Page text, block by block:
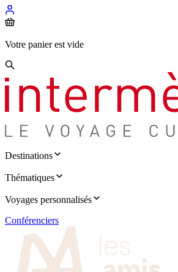
Votre panier est vide
Destinations
Thématiques
Voyages personnalisés
Conférenciers